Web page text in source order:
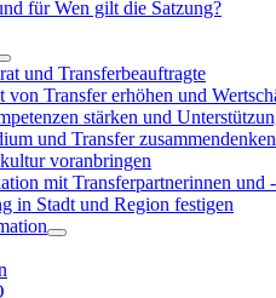
für Wen gilt die Satzung?
und Transferbeauftragte
von Transfer erhöhen und
stärken und
und Transfer zusammendenken
voranbringen
mit Transferpartnerinnen und
in Stadt und Region festigen